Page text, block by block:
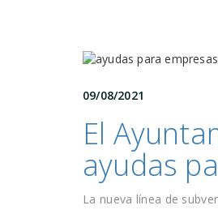
09/08/2021
El
ayudas
La nueva línea de